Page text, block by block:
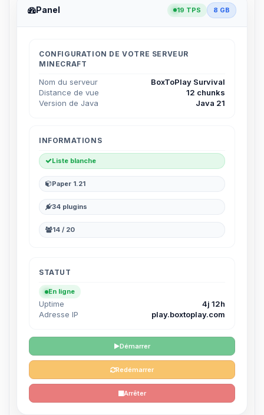
Panel 19 TPS 8 GB
CONFIGURATION DE VOTRE SERVEUR
MINECRAFT
Nom du serveur
BoxToPlay Survival
Distance de vue
12 chunks
Version de Java
Java 21
INFORMATIONS
Liste blanche
Paper 1.21
34 plugins
14 / 20
STATUT
En ligne
Uptime
4j 12h
Adresse IP
play.boxtoplay.com
Démarrer
Redémarrer
Arrêter